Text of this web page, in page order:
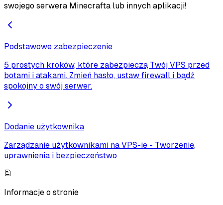
swojego serwera Minecrafta lub innych aplikacji!
Podstawowe zabezpieczenie
5 prostych kroków, które zabezpieczą Twój VPS przed
botami i atakami. Zmień hasło, ustaw firewall i bądź
spokojny o swój serwer.
Dodanie użytkownika
Zarządzanie użytkownikami na VPS-ie - Tworzenie,
uprawnienia i bezpieczeństwo
Informacje o stronie